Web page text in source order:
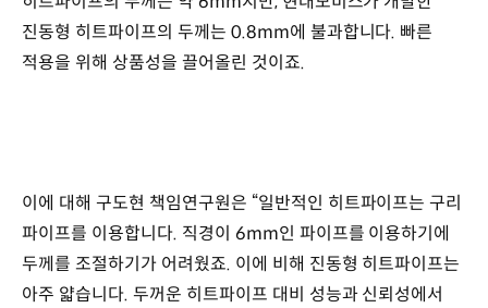
진동형 히트파이프의 두께는 0.8mm에 불과합니다. 빠른
적용을 위해 상품성을 끌어올린 것이죠.
이에 대해 구도현 책임연구원은 “일반적인 히트파이프는 구리
파이프를 이용합니다. 직경이 6mm인 파이프를 이용하기에
두께를 조절하기가 어려웠죠. 이에 비해 진동형 히트파이프는
아주 얇습니다. 두꺼운 히트파이프 대비 성능과 신뢰성에서